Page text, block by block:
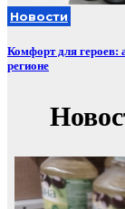
Новости
Комфорт для
регионе